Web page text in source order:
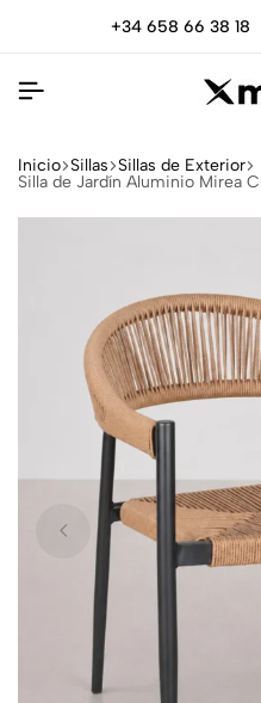
+34 658 66 38 18
Inicio Sillas Sillas de Exterior
Silla de Jardín Aluminio Mirea